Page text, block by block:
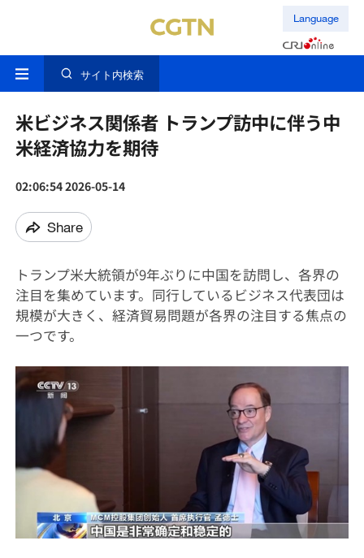
Language
サイト内検索
米ビジネス関係者 トランプ訪中に伴う中
米経済協力を期待
02:06:54 2026-05-14
Share
トランプ米大統領が9年ぶりに中国を訪問し、各界の
注目を集めています。同行しているビジネス代表団は
規模が大きく、経済貿易問題が各界の注目する焦点の
一つです。